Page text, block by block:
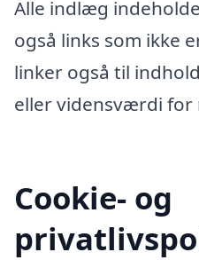
Alle indlæg
også links som ikke
linker også til
eller vidensværdi for
Cookie- og